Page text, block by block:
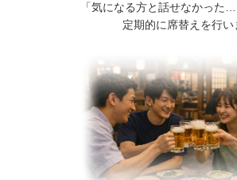
「気になる方と話せなかった
定期的に席替えを行い